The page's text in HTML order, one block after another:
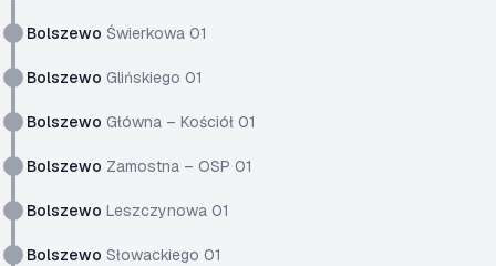
Bolszewo Świerkowa 01
Bolszewo Glińskiego 01
Bolszewo Główna – Kościół 01
Bolszewo Zamostna – OSP 01
Bolszewo Leszczynowa 01
Bolszewo Słowackiego 01